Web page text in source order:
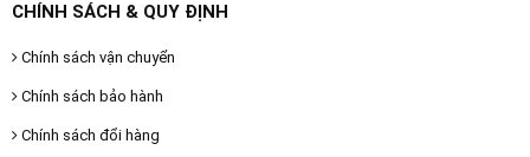
CHÍNH SÁCH & QUY ĐỊNH
Chính sách vận chuyển
Chính sách bảo hành
Chính sách đổi hàng